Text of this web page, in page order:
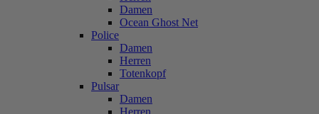
Damen
Ocean Ghost Net
Police
Damen
Herren
Totenkopf
Pulsar
Damen
Herren